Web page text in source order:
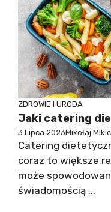
ZDROWIE I URODA
Jaki catering
3 Lipca 2023Mikołaj
Catering
coraz to większe
może
świadomością ...